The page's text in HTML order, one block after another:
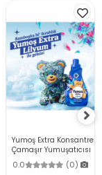
Yumoş Extra Konsantre
Çamaşır Yumuşatıcısı
Lilyum 1440 ml
0.0 (0)